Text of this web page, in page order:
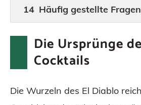
Häufig gestellte Fragen
Die Ursprünge
Cocktails
Die Wurzeln des El Diablo